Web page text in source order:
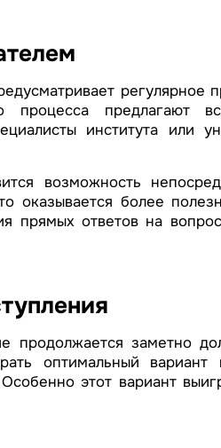
регулярное
процесса предлагают
института или
возможность
оказывается более
прямых ответов на
продолжается заметно
оптимальный
этот вариант